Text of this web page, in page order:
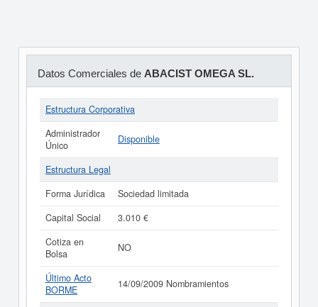
Datos Comerciales de ABACIST OMEGA SL.
Estructura Corporativa
Administrador
Único
Disponible
Estructura Legal
Forma Jurídica
Sociedad limitada
Capital Social
3.010 €
Cotiza en
Bolsa
NO
Último Acto
BORME
14/09/2009 Nombramientos